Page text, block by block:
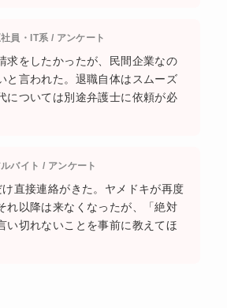
員・IT系 / アンケート
求をしたかったが、民間企業なの
と言われた。退職自体はスムーズ
については別途弁護士に依頼が必
バイト / アンケート
直接連絡がきた。ヤメドキが再度
れ以降は来なくなったが、「絶対
い切れないことを事前に教えてほ